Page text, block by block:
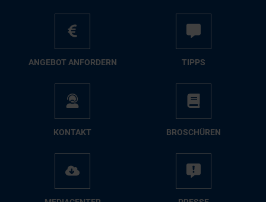
AN­GE­BOT AN­FOR­DERN TIPPS
KON­TAKT BRO­SCHÜ­REN